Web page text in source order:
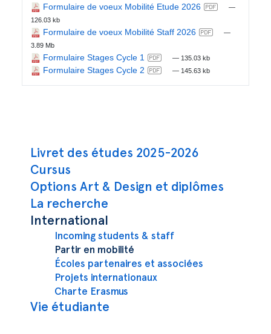
Navigation principale
Livret des études 2025-2026
Cursus
Options Art & Design et diplômes
La recherche
International
Incoming students & staff
Partir en mobilité
Écoles partenaires et associées
Projets internationaux
Charte Erasmus
Vie étudiante
Formulaire de voeux Mobilité Etude 2026
—
126.03 kb
Formulaire de voeux Mobilité Staff 2026
—
3.89 Mb
Formulaire Stages Cycle 1 — 135.03 kb
Formulaire Stages Cycle 2 — 145.63 kb